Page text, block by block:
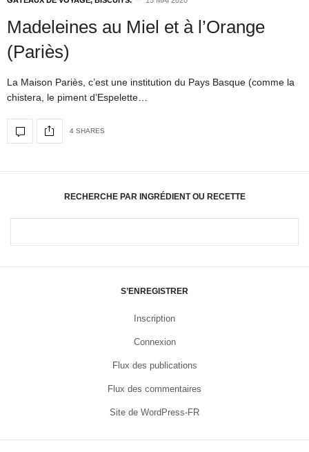
Madeleines au Miel et à l’Orange
(Pariès)
La Maison Pariès, c’est une institution du Pays Basque (comme la
chistera, le piment d’Espelette…
4 SHARES
RECHERCHE PAR INGRÉDIENT OU RECETTE
S’ENREGISTRER
Inscription
Connexion
Flux des publications
Flux des commentaires
Site de WordPress-FR